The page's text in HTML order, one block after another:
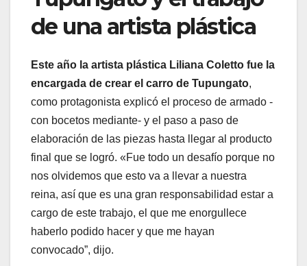
de una artista plástica
Este año la artista plástica Liliana Coletto fue la
encargada de crear el carro de Tupungato,
como protagonista explicó el proceso de armado -
con bocetos mediante- y el paso a paso de
elaboración de las piezas hasta llegar al producto
final que se logró. «Fue todo un desafío porque no
nos olvidemos que esto va a llevar a nuestra
reina, así que es una gran responsabilidad estar a
cargo de este trabajo, el que me enorgullece
haberlo podido hacer y que me hayan
convocado”, dijo.